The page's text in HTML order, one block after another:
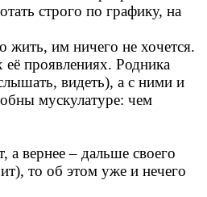
строго по графику, на
жить, им ничего не хочется.
проявлениях. Родника
видеть), а с ними и
мускулатуре: чем
а вернее– дальше своего
то об этом уже и нечего